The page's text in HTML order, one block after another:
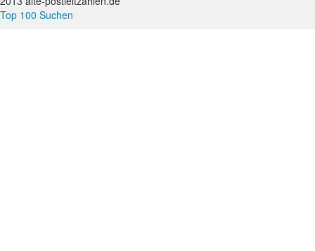
Top 100 Suchen